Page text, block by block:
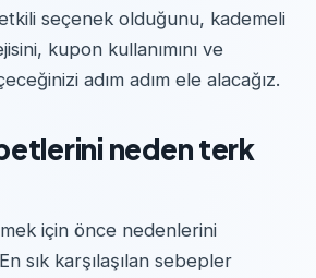
seçenek olduğunu, kademeli
kupon kullanımını ve
adım adım ele alacağız.
neden terk
için önce nedenlerini
sık karşılaşılan sebepler